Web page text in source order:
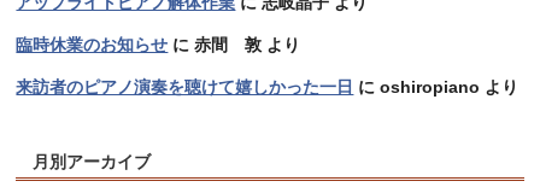
臨時休業のお知らせ に赤間 敦 より
来訪者のピアノ演奏を聴けて嬉しかった一日 にoshiropiano より
月別アーカイブ